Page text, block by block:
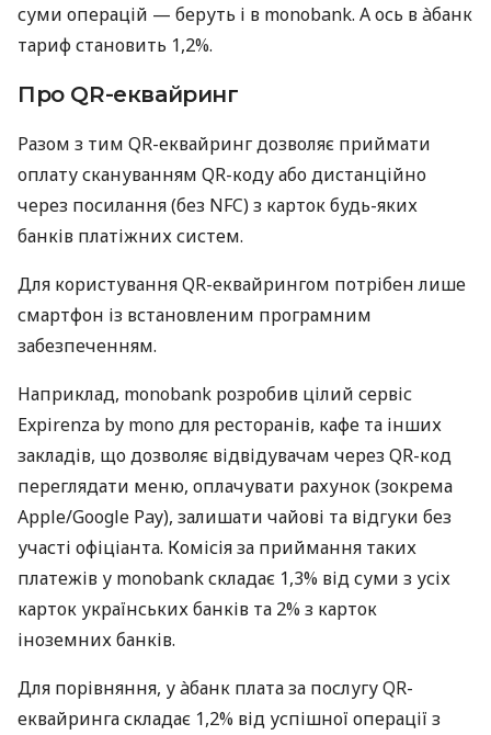
суми операцій — беруть і в monobank. А ось в àбанк
тариф становить 1,2%.
Про QR-еквайринг
Разом з тим QR-еквайринг дозволяє приймати
оплату скануванням QR-коду або дистанційно
через посилання (без NFC) з карток будь-яких
банків платіжних систем.
Для користування QR-еквайрингом потрібен лише
смартфон із встановленим програмним
забезпеченням.
Наприклад, monobank розробив цілий сервіс
Expirenza by mono для ресторанів, кафе та інших
закладів, що дозволяє відвідувачам через QR-код
переглядати меню, оплачувати рахунок (зокрема
Apple/Google Pay), залишати чайові та відгуки без
участі офіціанта. Комісія за приймання таких
платежів у monobank складає 1,3% від суми з усіх
карток українських банків та 2% з карток
іноземних банків.
Для порівняння, у àбанк плата за послугу QR-
еквайринга складає 1,2% від успішної операції з